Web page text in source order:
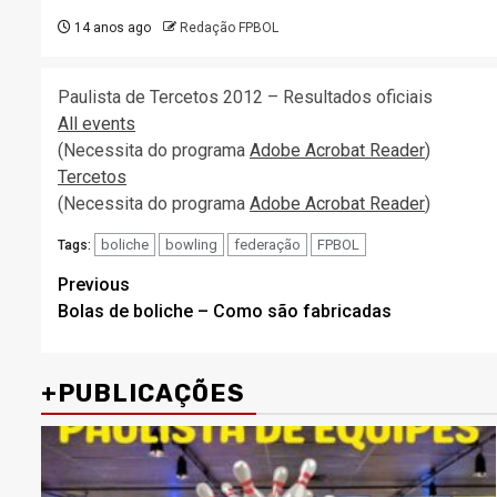
14 anos ago Redação FPBOL
Paulista de Tercetos 2012 – Resultados oficiais
All events
(Necessita do programa Adobe Acrobat Reader)
Tercetos
(Necessita do programa Adobe Acrobat Reader)
Tags: boliche bowling federação FPBOL
Post
navigation
Previous
Bolas de boliche – Como são fabricadas
+PUBLICAÇÕES